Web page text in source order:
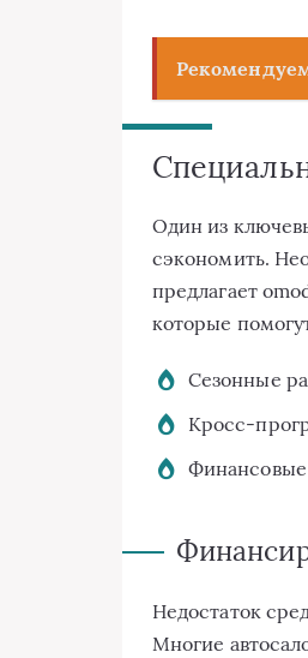
Один из
сэкономить.
предлагает
которые
Сезонные
Кросс-
Недостаток
Многие